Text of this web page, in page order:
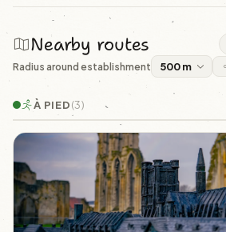
Nearby routes
Radius around establishment
À PIED(3)